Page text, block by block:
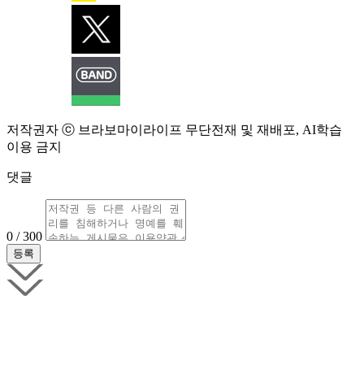
저작권자 ⓒ 브라보마이라이프 무단전재 및 재배포, AI학습
이용 금지
댓글
0 / 300